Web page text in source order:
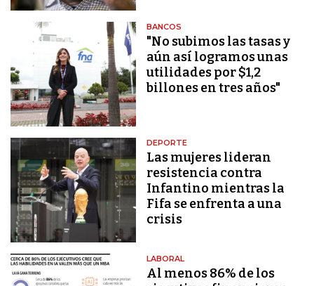
BANCOS
"No subimos las tasas y
aún así logramos unas
utilidades por $1,2
billones en tres años"
DEPORTE
Las mujeres lideran
resistencia contra
Infantino mientras la
Fifa se enfrenta a una
crisis
LABORAL
Al menos 86% de los